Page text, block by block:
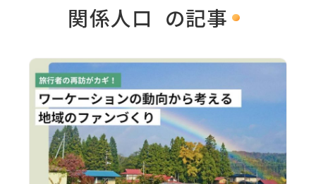
関係人口 の記事